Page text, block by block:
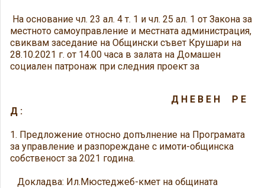
На основание чл. 23 ал. 4 т. 1 и чл. 25 ал. 1 от Закона за
местното самоуправление и местната администрация,
свиквам заседание на Общински съвет Крушари на
28.10.2021 г. от 14.00 часа в залата на Домашен
социален патронаж при следния проект за
Д Н Е В Е Н Р Е
Д :
1. Предложение относно допълнение на Програмата
за управление и разпореждане с имоти-общинска
собственост за 2021 година.
Докладва: Ил.Мюстеджеб-кмет на общината